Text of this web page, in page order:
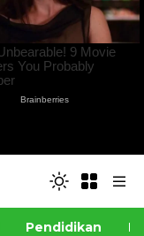
Pendidikan